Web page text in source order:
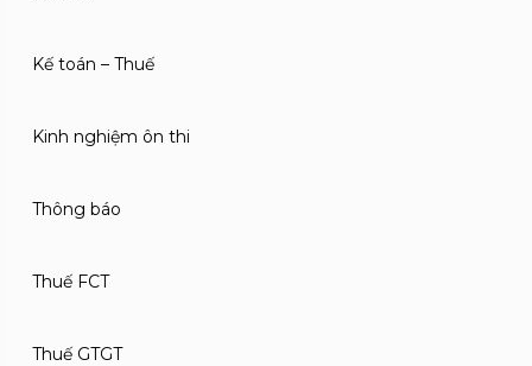
Kế toán – Thuế
Kinh nghiệm ôn thi
Thông báo
Thuế FCT
Thuế GTGT